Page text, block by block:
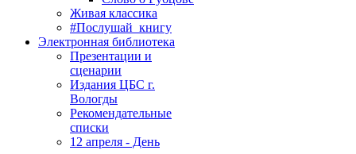
Живая классика
#Послушай_книгу
Электронная библиотека
Презентации и
сценарии
Издания ЦБС г.
Вологды
Рекомендательные
списки
12 апреля - День